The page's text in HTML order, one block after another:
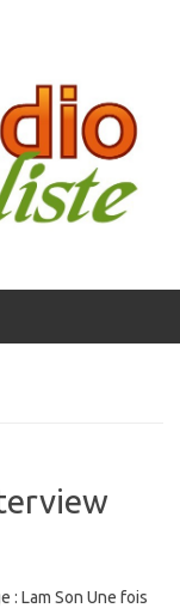
: Lam Son Une fois